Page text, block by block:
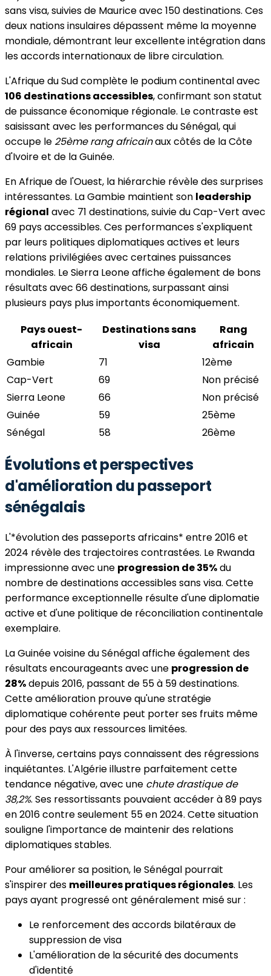
sans visa, suivies de Maurice avec 150 destinations. Ces
deux nations insulaires dépassent même la moyenne
mondiale, démontrant leur excellente intégration dans
les accords internationaux de libre circulation.
L'Afrique du Sud complète le podium continental avec
106 destinations accessibles, confirmant son statut
de puissance économique régionale. Le contraste est
saisissant avec les performances du Sénégal, qui
occupe le 25ème rang africainaux côtés de la Côte
d'Ivoire et de la Guinée.
En Afrique de l'Ouest, la hiérarchie révèle des surprises
intéressantes. La Gambie maintient son leadership
régional avec 71 destinations, suivie du Cap-Vert avec
69 pays accessibles. Ces performances s'expliquent
par leurs politiques diplomatiques actives et leurs
relations privilégiées avec certaines puissances
mondiales. Le Sierra Leone affiche également de bons
résultats avec 66 destinations, surpassant ainsi
plusieurs pays plus importants économiquement.
Pays ouest-
africain
Destinations sans
visa
Rang
africain
Gambie
71
12ème
Cap-Vert
69
Non précisé
Sierra Leone
66
Non précisé
Guinée
59
25ème
Sénégal
58 26ème
Évolutions et perspectives
d'amélioration du passeport
sénégalais
L'*évolution des passeports africains* entre 2016 et
2024 révèle des trajectoires contrastées. Le Rwanda
impressionne avec une progression de 35%du
nombre de destinations accessibles sans visa. Cette
performance exceptionnelle résulte d'une diplomatie
active et d'une politique de réconciliation continentale
exemplaire.
La Guinée voisine du Sénégal affiche également des
résultats encourageants avec une progression de
28%depuis 2016, passant de 55 à 59 destinations.
Cette amélioration prouve qu'une stratégie
diplomatique cohérente peut porter ses fruits même
pour des pays aux ressources limitées.
À l'inverse, certains pays connaissent des régressions
inquiétantes. L'Algérie illustre parfaitement cette
tendance négative, avec une chute drastique de
38,2%. Ses ressortissants pouvaient accéder à 89 pays
en 2016 contre seulement 55 en 2024. Cette situation
souligne l'importance de maintenir des relations
diplomatiques stables.
Pour améliorer sa position, le Sénégal pourrait
s'inspirer des meilleures pratiques régionales. Les
pays ayant progressé ont généralement misé sur :
Le renforcement des accords bilatéraux de
suppression de visa
L'amélioration de la sécurité des documents
d'identité